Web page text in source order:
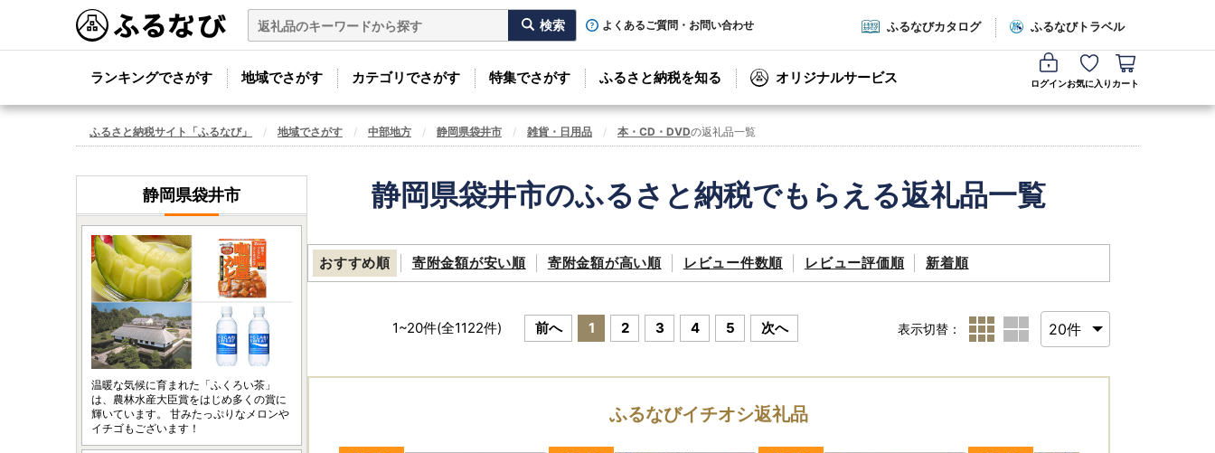
よくあるご質問・お問い合わせ ふるなびカタログ ふるなびトラベル
ランキングでさがす 地域でさがす カテゴリでさがす 特集でさがす ふるさと納税を知る オリジナルサービス ログインお気に入り カート
ふるさと納税サイト「ふるなび」 地域でさがす 中部地方 静岡県袋井市 雑貨・日用品 本・CD・DVDの返礼品一覧
静岡県袋井市のふるさと納税でもらえる返礼品一覧
おすすめ順 寄附金額が安い順 寄附金額が高い順 レビュー件数順 レビュー評価順 新着順
1~20件(全1122件) 前へ 1 2 3 4 5 次へ 表示切替：
ふるなびイチオシ返礼品
静岡県袋井市
温暖な気候に育まれた「ふくろい茶」
は、農林水産大臣賞をはじめ多くの賞に
輝いています。 甘みたっぷりなメロンや
イチゴもございます！